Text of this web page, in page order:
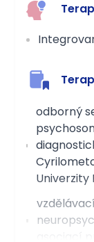
odborný
Univerzity
asociací